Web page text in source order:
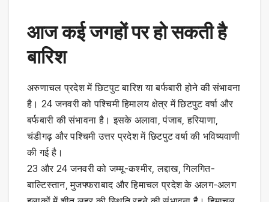
आज कई जगहों पर हो सकती है
बारिश
अरुणाचल प्रदेश में छिटपुट बारिश या बर्फबारी होने की संभावना
है। 24 जनवरी को पश्चिमी हिमालय क्षेत्र में छिटपुट वर्षा और
बर्फबारी की संभावना है। इसके अलावा, पंजाब, हरियाणा,
चंडीगढ़ और पश्चिमी उत्तर प्रदेश में छिटपुट वर्षा की भविष्यवाणी
की गई है।
23 और 24 जनवरी को जम्मू-कश्मीर, लद्दाख, गिलगित-
बाल्टिस्तान, मुजफ्फराबाद और हिमाचल प्रदेश के अलग-अलग